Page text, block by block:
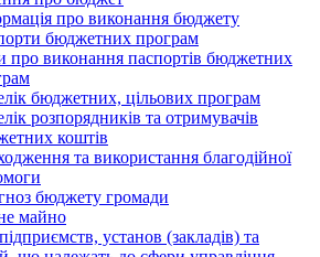
про виконання бюджету
бюджетних програм
про виконання паспортів бюджетних
бюджетних, цільових програм
розпорядників та отримувачів
коштів
та використання благодійної
бюджету громади
майно
установ (закладів) та